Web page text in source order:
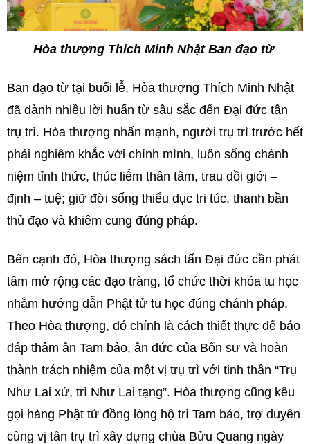
Hòa thượng Thích Minh Nhật Ban đạo từ
Ban đạo từ tại buổi lễ, Hòa thượng Thích Minh Nhật
đã dành nhiều lời huấn từ sâu sắc đến Đại đức tân
trụ trì. Hòa thượng nhấn mạnh, người trụ trì trước hết
phải nghiêm khắc với chính mình, luôn sống chánh
niệm tỉnh thức, thúc liễm thân tâm, trau dồi giới –
định – tuệ; giữ đời sống thiểu dục tri túc, thanh bần
thủ đạo và khiêm cung đúng pháp.
Bên cạnh đó, Hòa thượng sách tấn Đại đức cần phát
tâm mở rộng các đạo tràng, tổ chức thời khóa tu học
nhằm hướng dẫn Phật tử tu học đúng chánh pháp.
Theo Hòa thượng, đó chính là cách thiết thực để báo
đáp thâm ân Tam bảo, ân đức của Bổn sư và hoàn
thành trách nhiệm của một vị trụ trì với tinh thần “Trụ
Như Lai xứ, trì Như Lai tạng”. Hòa thượng cũng kêu
gọi hàng Phật tử đồng lòng hộ trì Tam bảo, trợ duyên
cùng vị tân trụ trì xây dựng chùa Bửu Quang ngày